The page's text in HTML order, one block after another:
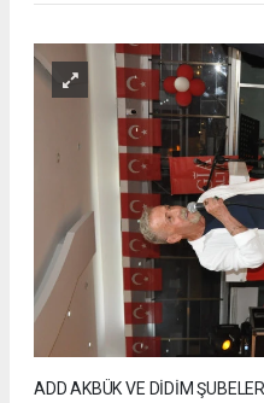
ADD AKBÜK VE DİDİM